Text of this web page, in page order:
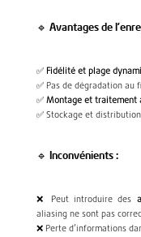
🔹 Avantages de
✅ Fidélité et plage
✅ Pas de dégradation au
✅Montage et traitement
✅ Stockage et
🔹 Inconvénients :
❌ Peut introduire des
aliasing ne sont pas
❌ Perte d’informations